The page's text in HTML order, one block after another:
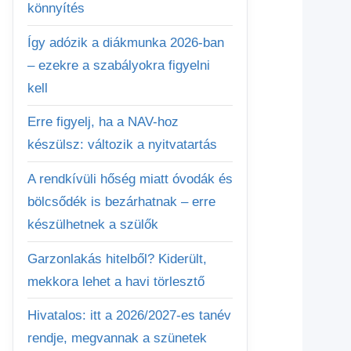
könnyítés
Így adózik a diákmunka 2026-ban
– ezekre a szabályokra figyelni
kell
Erre figyelj, ha a NAV-hoz
készülsz: változik a nyitvatartás
A rendkívüli hőség miatt óvodák és
bölcsődék is bezárhatnak – erre
készülhetnek a szülők
Garzonlakás hitelből? Kiderült,
mekkora lehet a havi törlesztő
Hivatalos: itt a 2026/2027-es tanév
rendje, megvannak a szünetek